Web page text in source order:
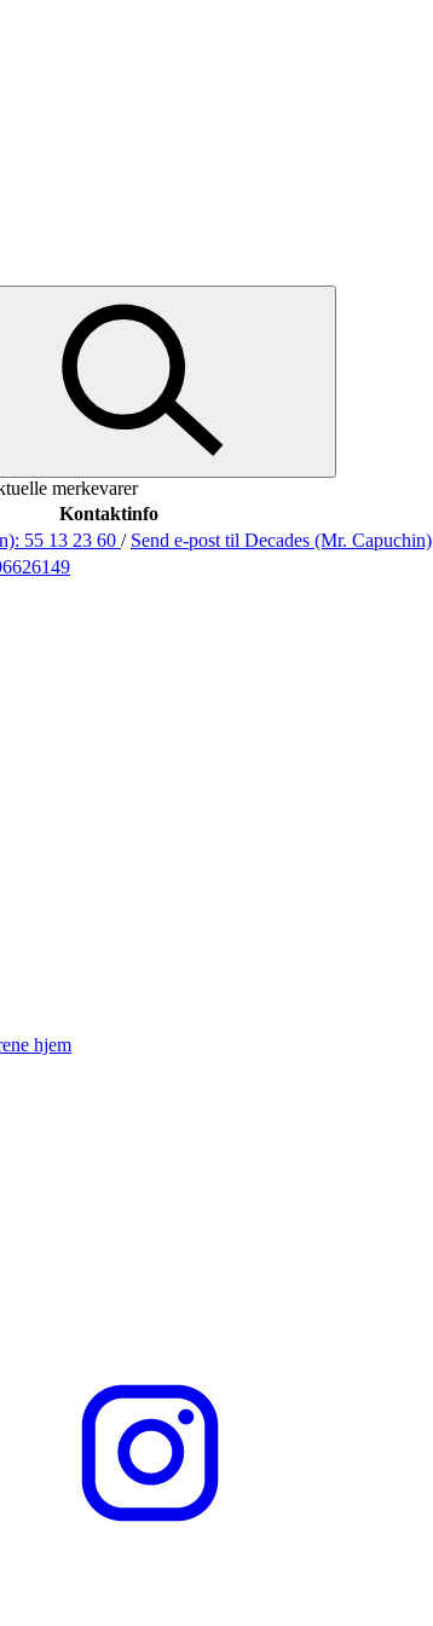
merkevarer
Kontaktinfo
55 13 23 60 / Send e-post til Decades (Mr. Capuchin)
hjem